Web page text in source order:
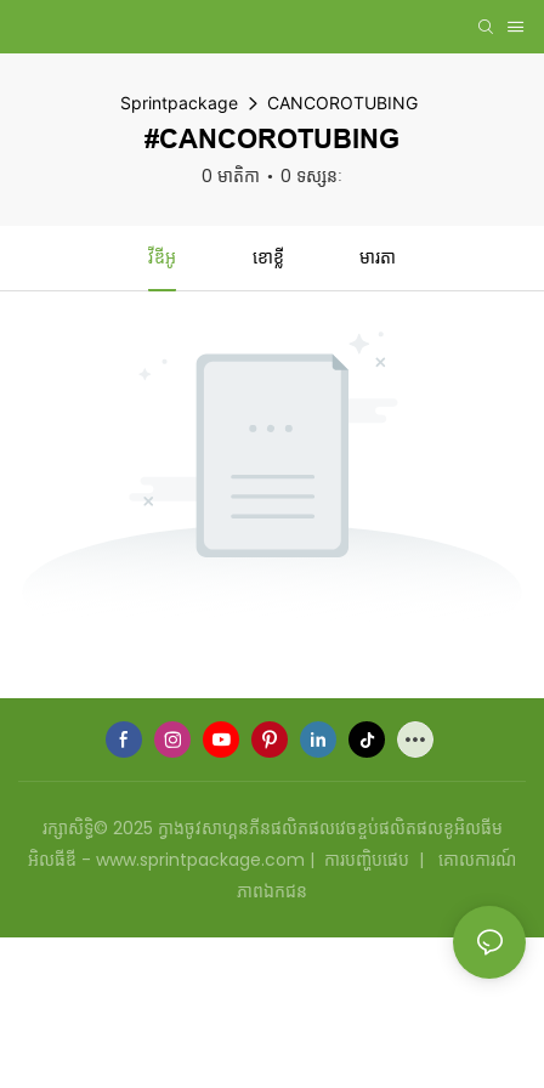
Sprintpackage CANCOROTUBING
#CANCOROTUBING
0 មាតិកា 0 ទស្សនៈ
វីឌីអូ ខោខ្លី មារតា
រក្សាសិទ្ធិ© 2025 ក្វាងចូវសាហ្គនភីនផលិតផលវេចខ្ចប់ផលិតផលខូអិលធីម
អិលធីឌី - www.sprintpackage.com | ការបញ្ហិបផេប |
គោលការណ៍
ភាពឯកជន